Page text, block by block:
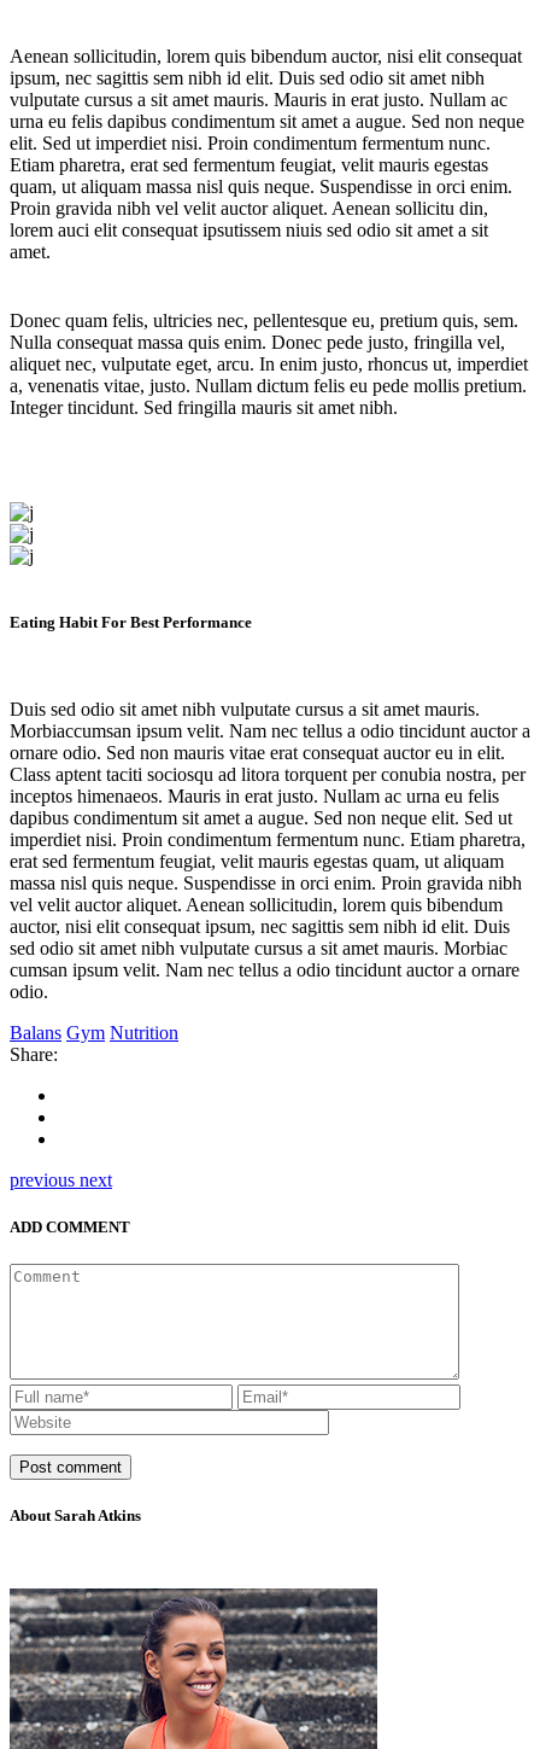
Aenean sollicitudin, lorem quis bibendum auctor, nisi elit consequat
ipsum, nec sagittis sem nibh id elit. Duis sed odio sit amet nibh
vulputate cursus a sit amet mauris. Mauris in erat justo. Nullam ac
urna eu felis dapibus condimentum sit amet a augue. Sed non neque
elit. Sed ut imperdiet nisi. Proin condimentum fermentum nunc.
Etiam pharetra, erat sed fermentum feugiat, velit mauris egestas
quam, ut aliquam massa nisl quis neque. Suspendisse in orci enim.
Proin gravida nibh vel velit auctor aliquet. Aenean sollicitu din,
lorem auci elit consequat ipsutissem niuis sed odio sit amet a sit
amet.
Donec quam felis, ultricies nec, pellentesque eu, pretium quis, sem.
Nulla consequat massa quis enim. Donec pede justo, fringilla vel,
aliquet nec, vulputate eget, arcu. In enim justo, rhoncus ut, imperdiet
a, venenatis vitae, justo. Nullam dictum felis eu pede mollis pretium.
Integer tincidunt. Sed fringilla mauris sit amet nibh.
Eating Habit For Best Performance
Duis sed odio sit amet nibh vulputate cursus a sit amet mauris.
Morbiaccumsan ipsum velit. Nam nec tellus a odio tincidunt auctor a
ornare odio. Sed non mauris vitae erat consequat auctor eu in elit.
Class aptent taciti sociosqu ad litora torquent per conubia nostra, per
inceptos himenaeos. Mauris in erat justo. Nullam ac urna eu felis
dapibus condimentum sit amet a augue. Sed non neque elit. Sed ut
imperdiet nisi. Proin condimentum fermentum nunc. Etiam pharetra,
erat sed fermentum feugiat, velit mauris egestas quam, ut aliquam
massa nisl quis neque. Suspendisse in orci enim. Proin gravida nibh
vel velit auctor aliquet. Aenean sollicitudin, lorem quis bibendum
auctor, nisi elit consequat ipsum, nec sagittis sem nibh id elit. Duis
sed odio sit amet nibh vulputate cursus a sit amet mauris. Morbiac
cumsan ipsum velit. Nam nec tellus a odio tincidunt auctor a ornare
odio.
Balans Gym Nutrition
Share:
previous next
ADD COMMENT
About Sarah Atkins